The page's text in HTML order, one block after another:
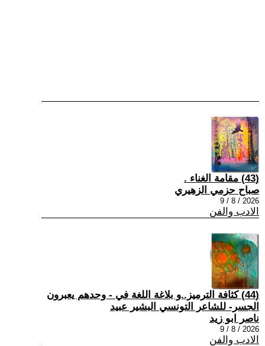
(43) مقامة الغناء .
صباح حزمي الزهيري
2026 / 8 / 9
الادب والفن
(44) كثافة الترميز..و بلاغة اللغة في - وحدهم يعبرون
الجسر- للشاعر التونسي البشير عبيد
ناصر ابو زيد
2026 / 8 / 9
الادب والفن